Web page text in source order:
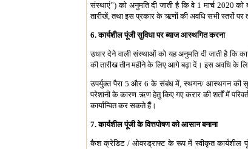
संस्थाएं”) को अनुमति दी जाती है कि वे 1 मार्च 2020
तारीखें, तथा इस प्रकार के ऋणों की अवधि सभी स्तरों पर
6. कार्यशील पूंजी सुविधा पर ब्याज आस्थगित करना
उधार देने वाली संस्थाओं को यह अनुमति दी जाती है कि
की तारीख तीन महीने के लिए आगे बढ़ा दें। इस अवधि के
उपर्युक्त पैरा 5 और 6 के संबंध में, स्थगन/ आस्थगन की
परेशानी के कारण ऋण हेतु किए गए करार की शर्तों में
कार्यान्वित कर सकते हैं।
7. कार्यशील पूंजी के वित्तपोषण को आसान बनाना
कैश क्रेडिट / ओवरड्राफ्ट के रूप में स्वीकृत कार्यशील